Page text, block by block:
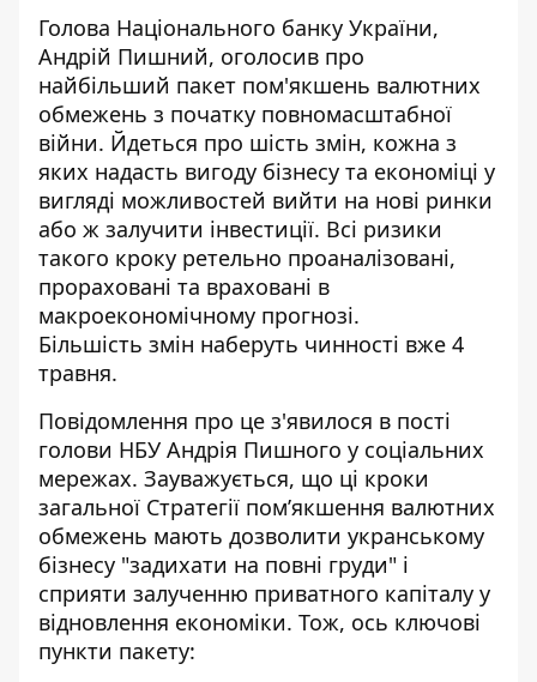
Голова Національного банку України,
Андрій Пишний, оголосив про
найбільший пакет пом'якшень валютних
обмежень з початку повномасштабної
війни. Йдеться про шість змін, кожна з
яких надасть вигоду бізнесу та економіці у
вигляді можливостей вийти на нові ринки
або ж залучити інвестиції. Всі ризики
такого кроку ретельно проаналізовані,
прораховані та враховані в
макроекономічному прогнозі.
Більшість змін наберуть чинності вже 4
травня.
Повідомлення про це з'явилося в пості
голови НБУ Андрія Пишного у соціальних
мережах. Зауважується, що ці кроки
загальної Стратегії пом’якшення валютних
обмежень мають дозволити укранському
бізнесу "задихати на повні груди" і
сприяти залученню приватного капіталу у
відновлення економіки. Тож, ось ключові
пункти пакету: